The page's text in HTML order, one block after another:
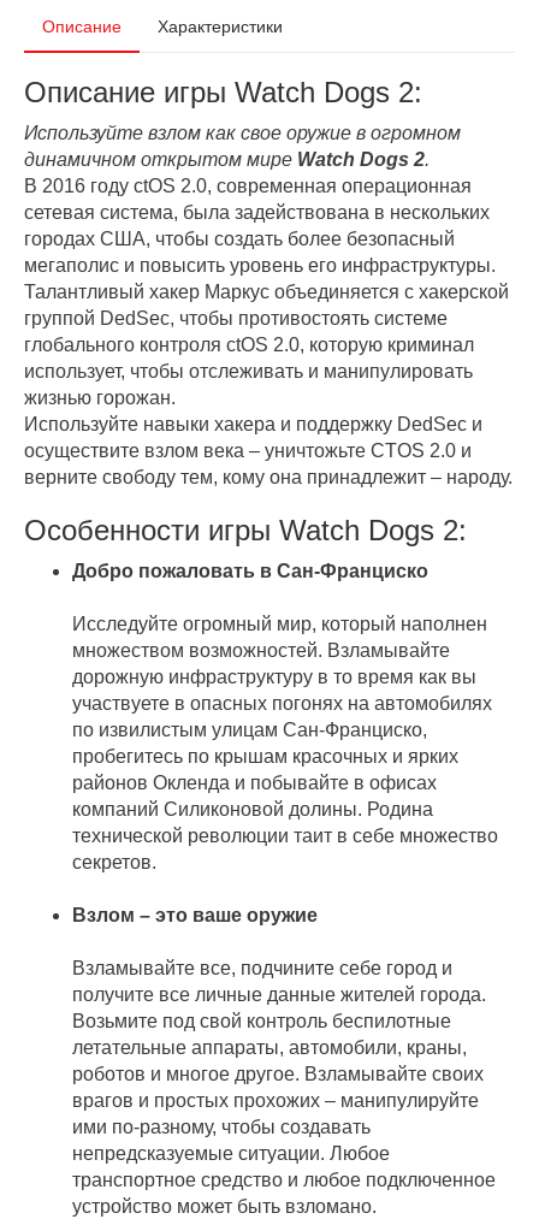
Описание Характеристики
Описание игры Watch Dogs 2:
Используйте взлом как свое оружие в огромном
динамичном открытом мире Watch Dogs 2.
В 2016 году ctOS 2.0, современная операционная
сетевая система, была задействована в нескольких
городах США, чтобы создать более безопасный
мегаполис и повысить уровень его инфраструктуры.
Талантливый хакер Маркус объединяется с хакерской
группой DedSec, чтобы противостоять системе
глобального контроля ctOS 2.0, которую криминал
использует, чтобы отслеживать и манипулировать
жизнью горожан.
Используйте навыки хакера и поддержку DedSec и
осуществите взлом века – уничтожьте CTOS 2.0 и
верните свободу тем, кому она принадлежит – народу.
Особенности игры Watch Dogs 2:
Добро пожаловать в Сан-Франциско
Исследуйте огромный мир, который наполнен
множеством возможностей. Взламывайте
дорожную инфраструктуру в то время как вы
участвуете в опасных погонях на автомобилях
по извилистым улицам Сан-Франциско,
пробегитесь по крышам красочных и ярких
районов Окленда и побывайте в офисах
компаний Силиконовой долины. Родина
технической революции таит в себе множество
секретов.
Взлом – это ваше оружие
Взламывайте все, подчините себе город и
получите все личные данные жителей города.
Возьмите под свой контроль беспилотные
летательные аппараты, автомобили, краны,
роботов и многое другое. Взламывайте своих
врагов и простых прохожих – манипулируйте
ими по-разному, чтобы создавать
непредсказуемые ситуации. Любое
транспортное средство и любое подключенное
устройство может быть взломано.